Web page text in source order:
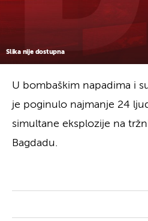
Slika nije dostupna
U bombaškim napadima i
je poginulo najmanje 24
simultane eksplozije na
Bagdadu.